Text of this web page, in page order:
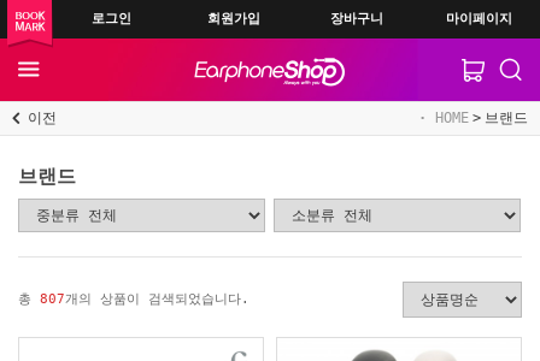
로그인 회원가입 장바구니 마이페이지
이전 HOME 브랜드
브랜드
총 807개의 상품이 검색되었습니다.